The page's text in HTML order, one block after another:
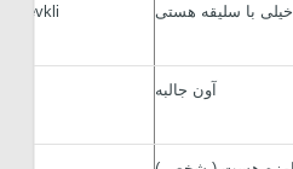
با سلیقه هستی zevkli
آون جالبه